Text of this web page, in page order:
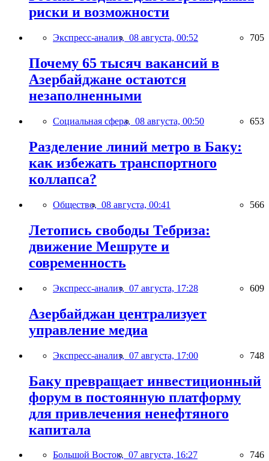
риски и возможности
Экспресс-анализ, 08 августа, 00:52 705
Почему 65 тысяч вакансий в
Азербайджане остаются
незаполненными
Социальная сфера, 08 августа, 00:50 653
Разделение линий метро в Баку:
как избежать транспортного
коллапса?
Общество, 08 августа, 00:41 566
Летопись свободы Тебриза:
движение Мешруте и
современность
Экспресс-анализ, 07 августа, 17:28 609
Азербайджан централизует
управление медиа
Экспресс-анализ, 07 августа, 17:00 748
Баку превращает инвестиционный
форум в постоянную платформу
для привлечения ненефтяного
капитала
Большой Восток, 07 августа, 16:27 746